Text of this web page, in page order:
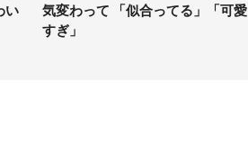
い
気変わって 「似合ってる」「可愛
すぎ」